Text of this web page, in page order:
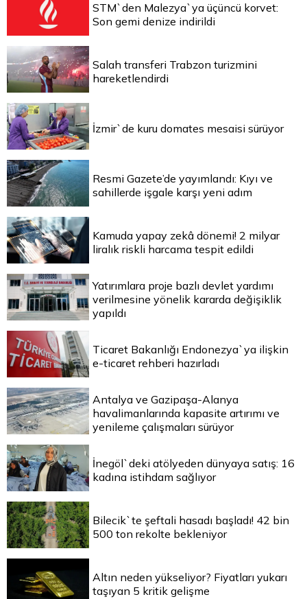
STM`den Malezya`ya üçüncü korvet:
Son gemi denize indirildi
Salah transferi Trabzon turizmini
hareketlendirdi
İzmir`de kuru domates mesaisi sürüyor
Resmi Gazete’de yayımlandı: Kıyı ve
sahillerde işgale karşı yeni adım
Kamuda yapay zekâ dönemi! 2 milyar
liralık riskli harcama tespit edildi
Yatırımlara proje bazlı devlet yardımı
verilmesine yönelik kararda değişiklik
yapıldı
Ticaret Bakanlığı Endonezya`ya ilişkin
e-ticaret rehberi hazırladı
Antalya ve Gazipaşa-Alanya
havalimanlarında kapasite artırımı ve
yenileme çalışmaları sürüyor
İnegöl`deki atölyeden dünyaya satış: 16
kadına istihdam sağlıyor
Bilecik`te şeftali hasadı başladı! 42 bin
500 ton rekolte bekleniyor
Altın neden yükseliyor? Fiyatları yukarı
taşıyan 5 kritik gelişme